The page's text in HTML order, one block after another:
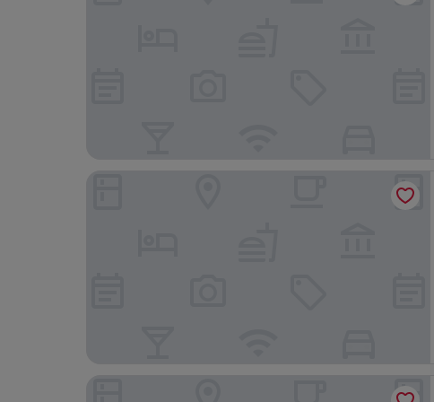
Explorar Koh Phangan - Adults Only Resort and Spa